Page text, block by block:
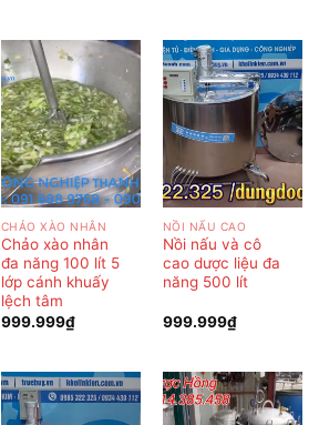
CHẢO XÀO NHÂN
Chảo xào nhân
đa năng 100 lít 5
lớp cánh khuấy
lệch tâm
999.999₫
NỒI NẤU CAO
Nồi nấu và cô
cao dược liệu đa
năng 500 lít
999.999₫